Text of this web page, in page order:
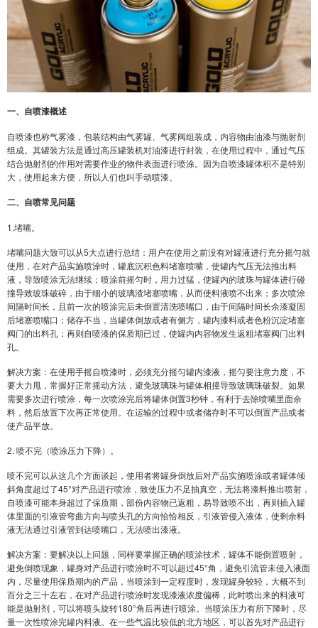
一、自喷漆概述
自喷漆也称气雾漆，包装结构由气雾罐、气雾阀组装成，内容物由油漆与抛射剂
组成。其罐装方法是通过高压罐装机对油漆进行封装，在使用过程中，通过气压
结合抛射剂的作用对需要作业的物件表面进行喷涂。因为自喷漆罐体积不是特别
大，使用起来方便，所以人们也叫手动喷漆。
二、自喷常见问题
1.堵嘴。
堵嘴问题大致可以从5大点进行总结：用户在使用之前没有对罐液进行充分摇匀就
使用，在对产品实施喷涂时，罐底沉积色料堵塞喷嘴，使罐内气压无法推出料
液，导致喷涂无法继续；喷涂前摇匀时，用力过猛，使罐内的玻珠与罐体进行碰
撞导致玻珠破碎，由于细小的玻璃渣堵塞喷嘴，从而使料液喷不出来；多次喷涂
间隔时间长，且前一次的喷涂完后未倒置清洗喷嘴口，由于间隔时间长余漆凝固
后堵塞喷嘴口；储存不当，当罐体倒放或者有侧方，罐内漆料或者色粉沉淀堵塞
阀门的出料孔；再则自喷漆的保质期已过，使罐内内容物发生返粗堵塞阀门出料
孔。
解决方案：在使用手摇自喷漆时，必须充分摇匀罐内漆液，摇匀要注意力度，不
要大力甩，常握好正常摇动方法，避免玻璃珠与罐体相撞导致玻璃珠破裂。如果
需要多次进行喷涂，每一次喷涂完后将罐体倒置3秒钟，有利于去除喷嘴里面余
料，然后放置下次再正常使用。在运输的过程中或者储存时不可以倒置产品或者
使产品平放。
2. 喷不完（喷涂压力下降）。
喷不完可以从这几个方面谈起，使用者将罐身倒放后对产品实施喷涂或者罐体倾
斜角度超过了45°对产品进行喷涂，致使压力不足抽真空，无法将漆料推出喷射，
自喷漆可能本身超过了保质期，部份内容物已返粗，易导致喷不出，再则插入罐
体里面的引液管弯曲方向与喷头孔的方向恰恰相反，引液管侵入液体，使剩余料
液无法通过引液管到达喷嘴口，无法喷出漆液。
解决方案：要解决以上问题，同样要掌握正确的喷涂技术，罐体不能倒置喷射，
避免倒喷现象，罐身对产品进行喷涂时不可以超过45°角，避免引流管未侵入液面
内，尽量使用保质期内的产品，当喷涂到一定程度时，发现罐身较轻，大概不到
百分之三十左右，在对产品进行喷涂时发现漆液浓度偏稀，此时喷出来的料液可
能是抛射剂，可以将喷头旋转180°角后再进行喷涂。当喷涂压力有所下降时，尽
量一次性喷涂完罐内料液。在一些气温比较低的北方地区，可以首先对产品进行